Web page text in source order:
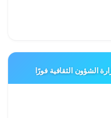
الشؤون الثقافية فورًا